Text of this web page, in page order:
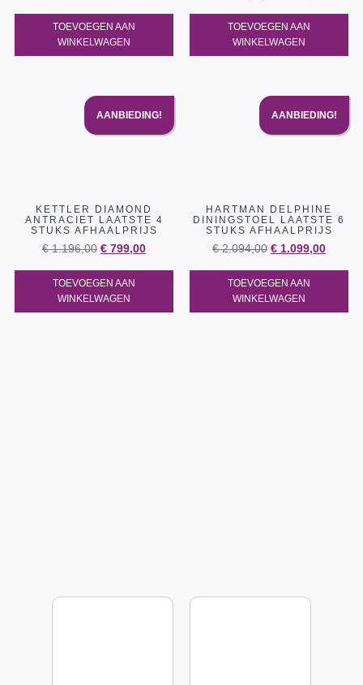
TOEVOEGEN AAN
WINKELWAGEN
TOEVOEGEN AAN
WINKELWAGEN
AANBIEDING!
KETTLER DIAMOND
ANTRACIET LAATSTE 4
STUKS AFHAALPRIJS
€1.196,00 € 799,00
TOEVOEGEN AAN
WINKELWAGEN
AANBIEDING!
HARTMAN DELPHINE
DININGSTOEL LAATSTE 6
STUKS AFHAALPRIJS
€2.094,00 € 1.099,00
TOEVOEGEN AAN
WINKELWAGEN